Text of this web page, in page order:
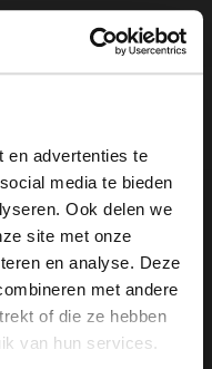
en advertenties te
media te bieden
Ook delen we
site met onze
en analyse. Deze
met andere
of die ze hebben
van hun services.
×
English?
Dutch. Would